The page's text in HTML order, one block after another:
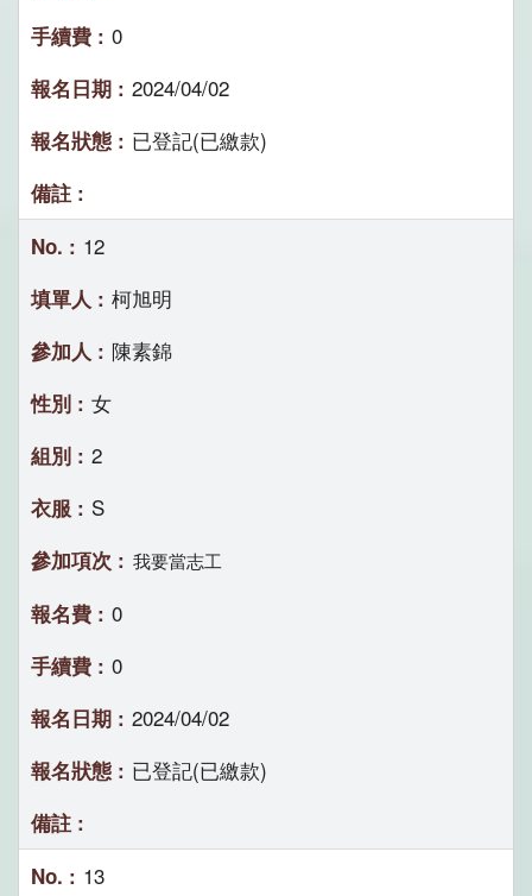
0
2024/04/02
已登記(已繳款)
12
柯旭明
陳素錦
女
2
S
我要當志工
0
0
2024/04/02
已登記(已繳款)
13